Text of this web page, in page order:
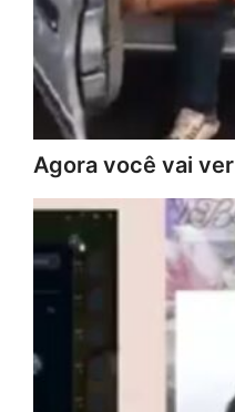
Agora você vai ver